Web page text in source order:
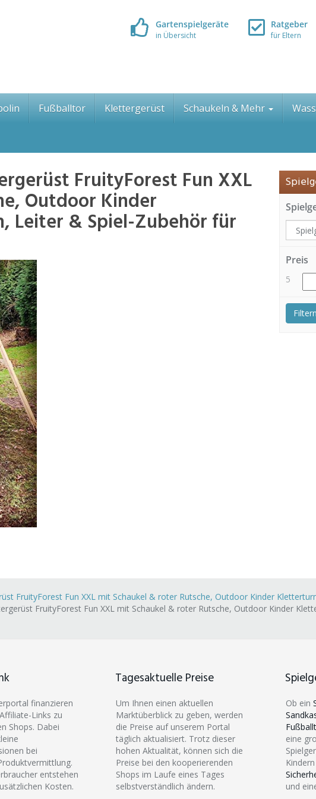
Gartenspielgeräte
in Übersicht
Ratgeber
für Eltern
Fußballtor Klettergerüst Schaukeln & Mehr
FruityForest Fun XXL
Outdoor Kinder
Leiter & Spiel-Zubehör für
Preis
5
Filtern
FruityForest Fun XXL mit Schaukel & roter Rutsche, Outdoor Kinder
FruityForest Fun XXL mit Schaukel & roter Rutsche, Outdoor Kinder
finanzieren
Links zu
Shops. Dabei
bei
entstehen
Kosten.
Tagesaktuelle Preise
Um Ihnen einen aktuellen
Marktüberblick zu geben, werden
die Preise auf unserem Portal
täglich aktualisiert. Trotz dieser
hohen Aktualität, können sich die
Preise bei den kooperierenden
Shops im Laufe eines Tages
selbstverständlich ändern.
Ob ein
eine
und